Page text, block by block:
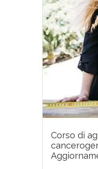
Corso di